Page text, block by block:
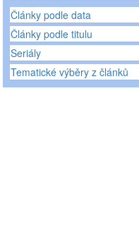
Články podle data
Články podle titulu
Seriály
Tematické výběry z článků